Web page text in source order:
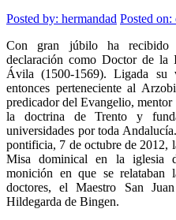
Posted by: hermandad Posted
Con gran júbilo ha recibido
declaración como Doctor de la
Ávila (1500-1569). Ligada
entonces perteneciente al
predicador del Evangelio,
la doctrina de Trento y
universidades por toda
pontificia, 7 de octubre de 2012,
Misa dominical en la iglesia
monición en que se relataban
doctores, el Maestro San
Hildegarda de Bingen.